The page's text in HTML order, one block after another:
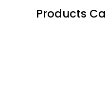
Products